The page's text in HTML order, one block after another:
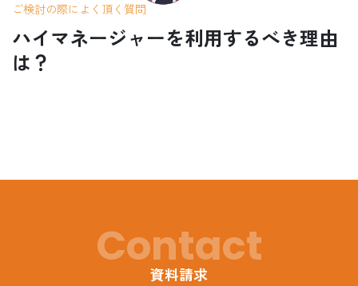
ご検討の際によく頂く質問
ハイマネージャーを利用するべき理由
は？
Contact
資料請求